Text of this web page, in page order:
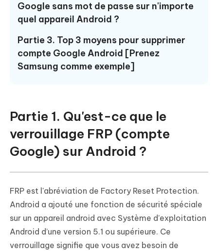
Google sans mot de passe sur n'importe
quel appareil Android ?
Partie 3. Top 3 moyens pour supprimer
compte Google Android [Prenez
Samsung comme exemple]
Partie 1. Qu'est-ce que le
verrouillage FRP (compte
Google) sur Android ?
FRP est l'abréviation de Factory Reset Protection.
Android a ajouté une fonction de sécurité spéciale
sur un appareil android avec Système d’exploitation
Android d’une version 5.1 ou supérieure. Ce
verrouillage signifie que vous avez besoin de